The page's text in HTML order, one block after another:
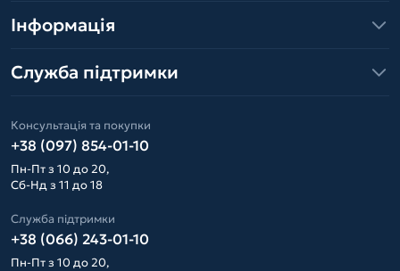
Інформація
Служба підтримки
Консультація та покупки
+38 (097) 854-01-10
Пн-Пт з 10 до 20,
Сб-Нд з 11 до 18
Служба підтримки
+38 (066) 243-01-10
Пн-Пт з 10 до 20,